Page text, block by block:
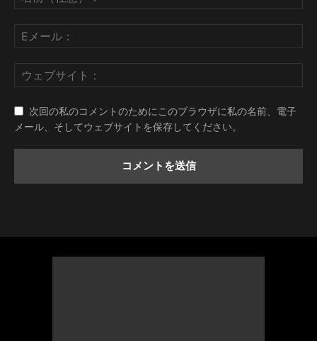
次回の私のコメントのためにこのブラウザに私の名前、電子
メール、そしてウェブサイトを保存してください。